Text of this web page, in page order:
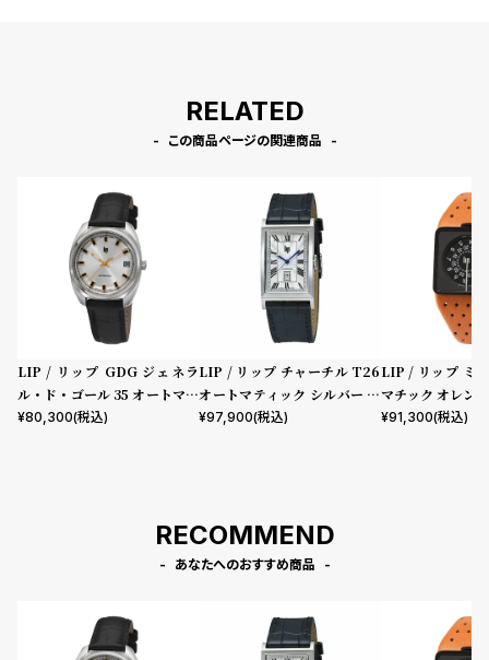
RELATED
この商品ページの関連商品
LIP / リップ GDG ジェネラ
ル・ド・ゴール 35 オートマチ
ック シルバー ブラックレザー
¥80,300(税込)
LIP / リップ チャーチル T26
オートマティック シルバー ブ
ラックレザー クロコダイル
¥97,900(税込)
LIP / リップ ミ
マチック オレン
¥91,300(税込)
RECOMMEND
あなたへのおすすめ商品